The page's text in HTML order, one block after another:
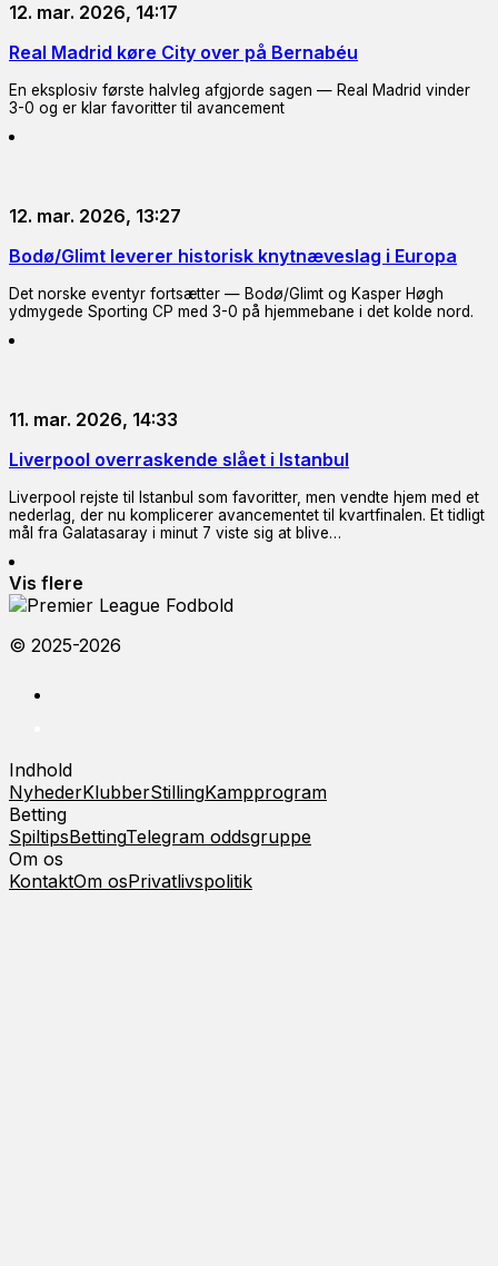
12. mar. 2026, 14:17
Real Madrid køre City over på Bernabéu
En eksplosiv første halvleg afgjorde sagen — Real Madrid vinder
3-0 og er klar favoritter til avancement
12. mar. 2026, 13:27
Bodø/Glimt leverer historisk knytnæveslag i Europa
Det norske eventyr fortsætter — Bodø/Glimt og Kasper Høgh
ydmygede Sporting CP med 3-0 på hjemmebane i det kolde nord.
11. mar. 2026, 14:33
Liverpool overraskende slået i Istanbul
Liverpool rejste til Istanbul som favoritter, men vendte hjem med et
nederlag, der nu komplicerer avancementet til kvartfinalen. Et tidligt
mål fra Galatasaray i minut 7 viste sig at blive…
Vis flere
© 2025-2026
Indhold
NyhederKlubberStillingKampprogram
Betting
SpiltipsBettingTelegram oddsgruppe
Om os
KontaktOm osPrivatlivspolitik